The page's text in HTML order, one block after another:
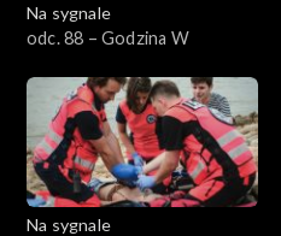
Na sygnale
odc. 88 – Godzina W
Na sygnale